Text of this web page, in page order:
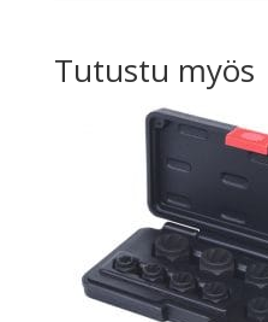
Tutustu myös